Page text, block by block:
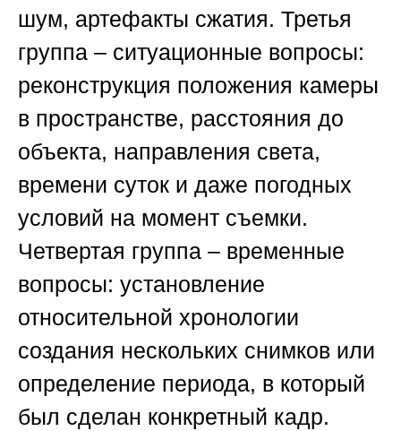
шум, артефакты сжатия. Третья
группа – ситуационные вопросы:
реконструкция положения камеры
в пространстве, расстояния до
объекта, направления света,
времени суток и даже погодных
условий на момент съемки.
Четвертая группа – временные
вопросы: установление
относительной хронологии
создания нескольких снимков или
определение периода, в который
был сделан конкретный кадр.